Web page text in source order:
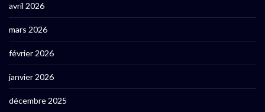
avril 2026
mars 2026
février 2026
janvier 2026
décembre 2025